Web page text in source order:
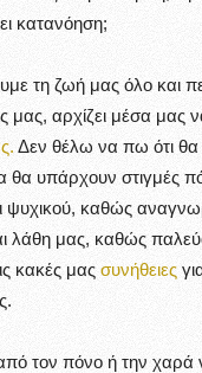
κατανόηση;
τη ζωή μας όλο και
αρχίζει μέσα μας
Δεν θέλω να πω ότι θα
θα υπάρχουν στιγμές
ψυχικού, καθώς
λάθη μας, καθώς
κακές μας συνήθειες
τον πόνο ή την χαρά